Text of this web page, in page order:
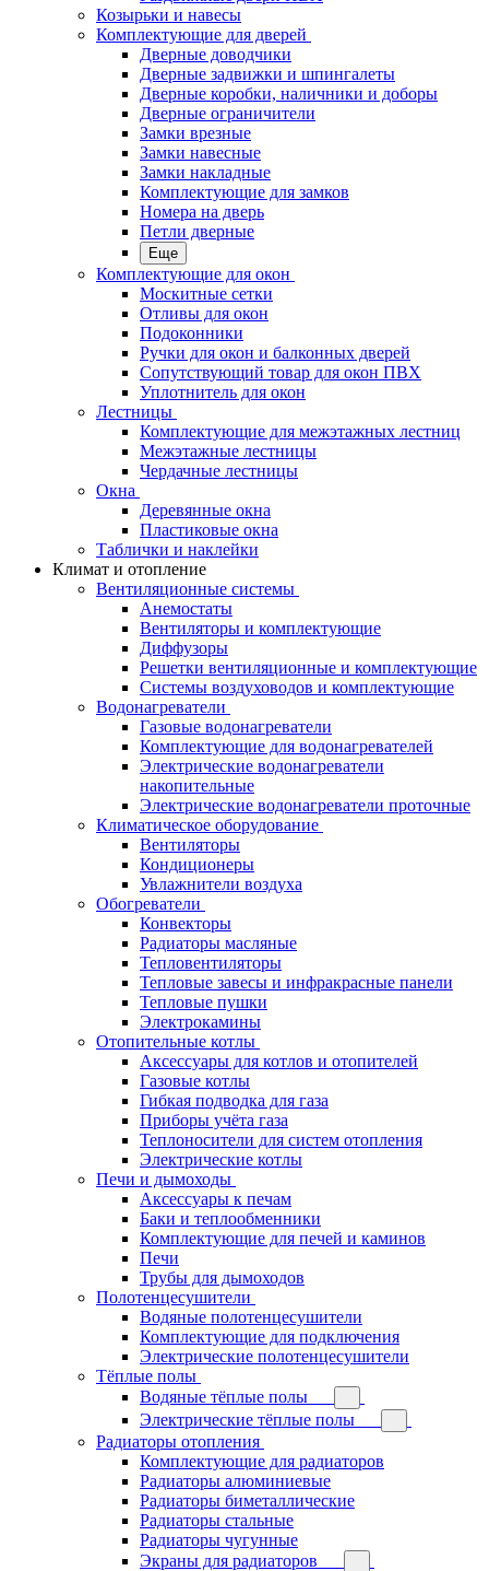
Козырьки и навесы
Комплектующие для дверей
Дверные доводчики
Дверные задвижки и шпингалеты
Дверные коробки, наличники и доборы
Дверные ограничители
Замки врезные
Замки навесные
Замки накладные
Комплектующие для замков
Номера на дверь
Петли дверные
Еще
Комплектующие для окон
Москитные сетки
Отливы для окон
Подоконники
Ручки для окон и балконных дверей
Сопутствующий товар для окон ПВХ
Уплотнитель для окон
Лестницы
Комплектующие для межэтажных лестниц
Межэтажные лестницы
Чердачные лестницы
Окна
Деревянные окна
Пластиковые окна
Таблички и наклейки
Климат и отопление
Вентиляционные системы
Анемостаты
Вентиляторы и комплектующие
Диффузоры
Решетки вентиляционные и комплектующие
Системы воздуховодов и комплектующие
Водонагреватели
Газовые водонагреватели
Комплектующие для водонагревателей
Электрические водонагреватели
накопительные
Электрические водонагреватели проточные
Климатическое оборудование
Вентиляторы
Кондиционеры
Увлажнители воздуха
Обогреватели
Конвекторы
Радиаторы масляные
Тепловентиляторы
Тепловые завесы и инфракрасные панели
Тепловые пушки
Электрокамины
Отопительные котлы
Аксессуары для котлов и отопителей
Газовые котлы
Гибкая подводка для газа
Приборы учёта газа
Теплоносители для систем отопления
Электрические котлы
Печи и дымоходы
Аксессуары к печам
Баки и теплообменники
Комплектующие для печей и каминов
Печи
Трубы для дымоходов
Полотенцесушители
Водяные полотенцесушители
Комплектующие для подключения
Электрические полотенцесушители
Тёплые полы
Водяные тёплые полы
Электрические тёплые полы
Радиаторы отопления
Комплектующие для радиаторов
Радиаторы алюминиевые
Радиаторы биметаллические
Радиаторы стальные
Радиаторы чугунные
Экраны для радиаторов